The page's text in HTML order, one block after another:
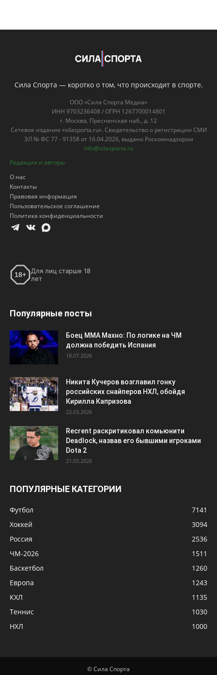
Сила Спорта — коротко о том, что происходит в спорте.
ООО «Сила Спорта Медиа»
ИНН 9703236408 / ОГРН 1267700014801
г. Москва, Пресненская наб., д. 12
Сетевое издание «silasporta.ru». Свидетельство о регистрации СМИ
ЭЛ № ФС 77 - 91358 от 16.04.2026, выдано Роскомнадзором
info@silasporta.ru
Редакция и авторы
О нас
Контакты
Правовая информация
Пользовательское соглашение
Политика конфиденциальности
18+
Для лиц старше 18
лет
Популярные посты
Боец ММА Махно: По логике на ЧМ
должна победить Испания
18.07.2026
Никита Кучеров возглавил гонку
российских снайперов НХЛ, обойдя
Кирилла Капризова
22.03.2026
Recrent раскритиковал комьюнити
Deadlock, назвав его бывшими игроками
Dota 2
21.03.2026
ПОПУЛЯРНЫЕ КАТЕГОРИИ
Футбол
7141
Хоккей
3094
Россия
2536
ЧМ-2026
1511
Баскетбол
1260
Европа
1243
КХЛ
1135
Теннис
1030
НХЛ
1000
© Сила Спорта